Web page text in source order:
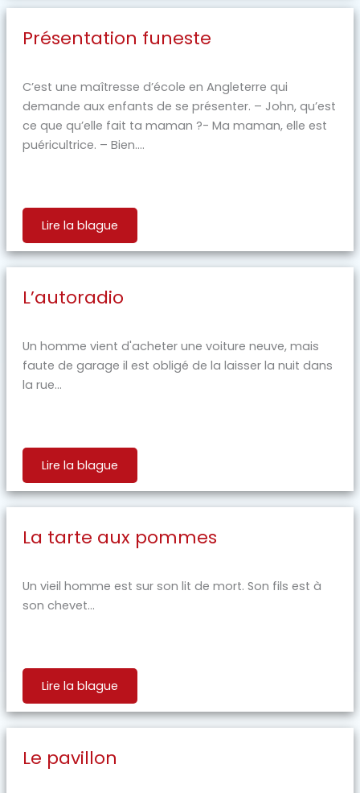
Présentation funeste
C’est une maîtresse d’école en Angleterre qui
demande aux enfants de se présenter. – John, qu’est
ce que qu’elle fait ta maman ?- Ma maman, elle est
puéricultrice. – Bien....
Lire la blague
L’autoradio
Un homme vient d'acheter une voiture neuve, mais
faute de garage il est obligé de la laisser la nuit dans
la rue...
Lire la blague
La tarte aux pommes
Un vieil homme est sur son lit de mort. Son fils est à
son chevet...
Lire la blague
Le pavillon